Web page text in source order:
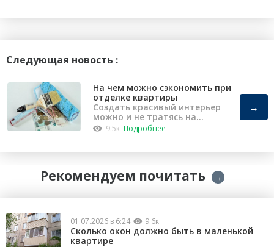
Следующая новость :
На чем можно сэкономить при
отделке квартиры
Создать красивый интерьер
можно и не тратясь на
капремонт
9.5к Подробнее
→
Рекомендуем почитать →
01.07.2026 в 6:24 9.6к
Сколько окон должно быть в маленькой
квартире